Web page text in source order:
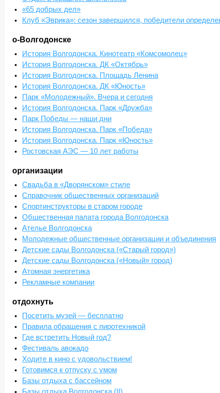
«65 добрых дел»
Клуб «Эврика»: сезон завершился, победители
о-Волгодонске
История Волгодонска. Кинотеатр «Комсомолец»
История Волгодонска. ДК «Октябрь»
История Волгодонска. Площадь Ленина
История Волгодонска. ДК «Юность»
Парк «Молодежный». Вчера и сегодня
История Волгодонска. Парк «Дружба»
Парк Победы — наши дни
История Волгодонска. Парк «Победа»
История Волгодонска. Парк «Юность»
Ростовская АЭС — 10 лет работы
организации
Свадьба в «Дворянском» стиле
Справочник общественных организаций
Спортинструкторы в старом городе
Общественная палата города Волгодонска
Ателье Волгодонска
Молодежные общественные организации и объединения
Детские сады Волгодонска («Старый город»)
Детские сады Волгодонска («Новый» город)
Атомная энергетика
Рекламные компании
отдохнуть
Посетить музей — бесплатно
Правила обращения с пиротехникой
Где встретить Новый год?
Фестиваль авокадо
Ходите в кино с удовольствием!
Готовимся к отпуску с умом
Базы отдыха с бассейном